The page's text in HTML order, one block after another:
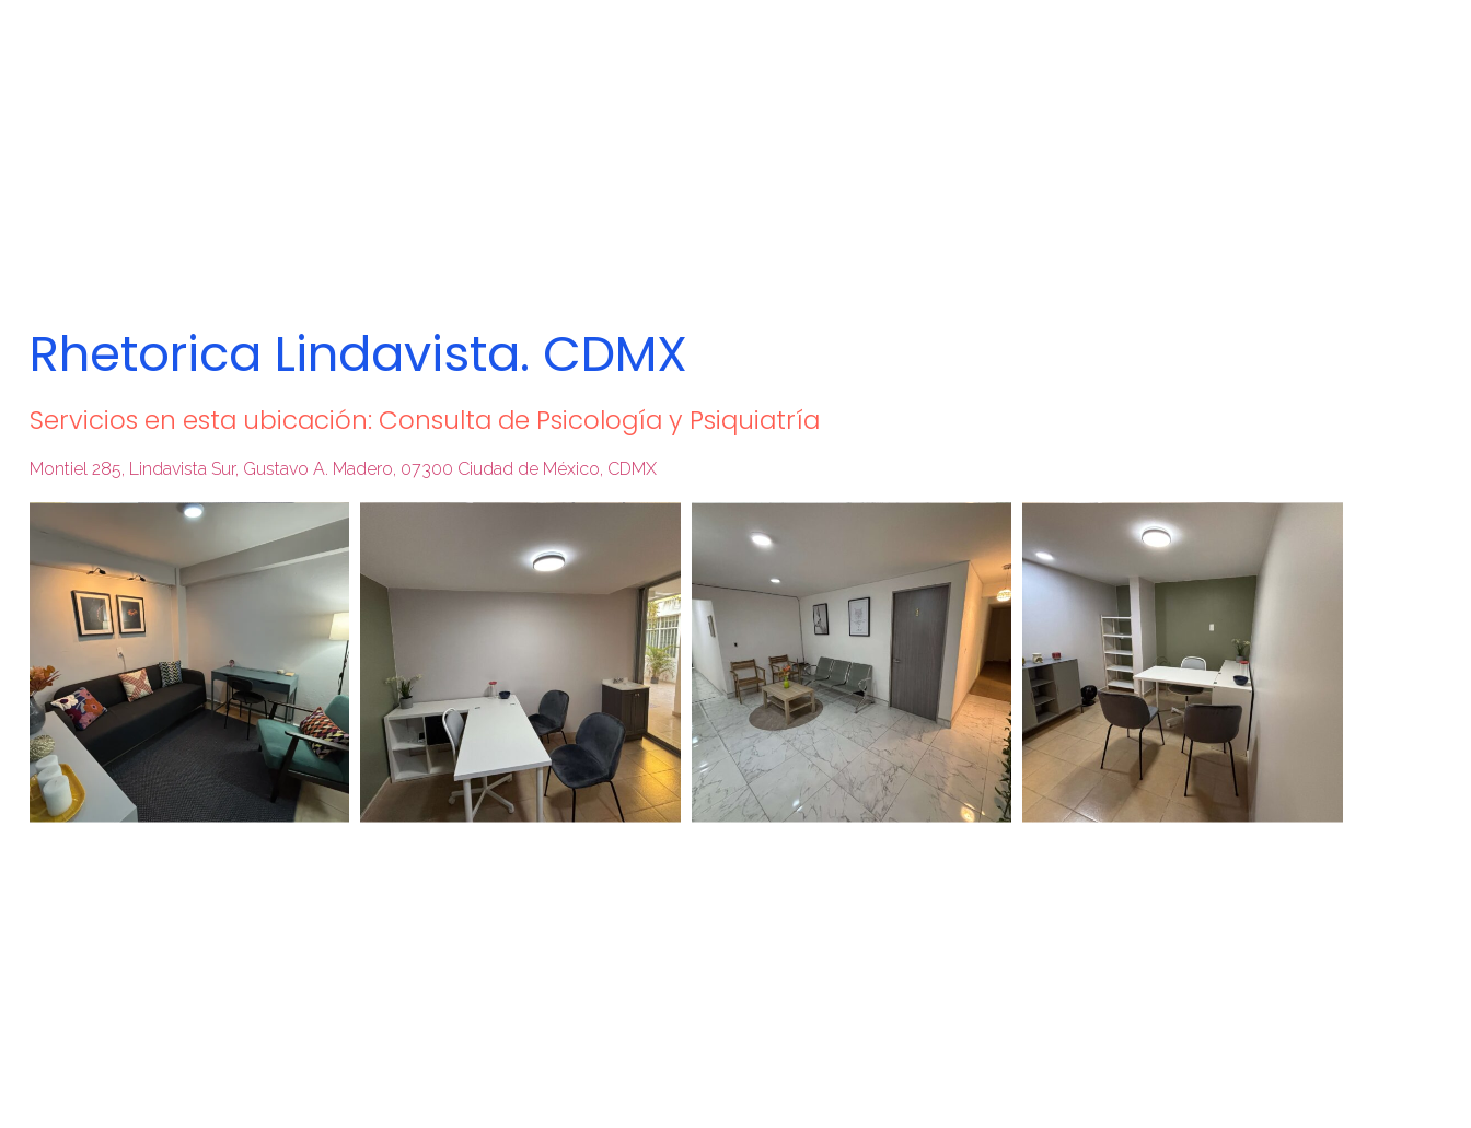
Rhetorica Lindavista. CDMX
Servicios en esta ubicación: Consulta de Psicología y Psiquiatría
Montiel 285, Lindavista Sur, Gustavo A. Madero, 07300 Ciudad de México, CDMX